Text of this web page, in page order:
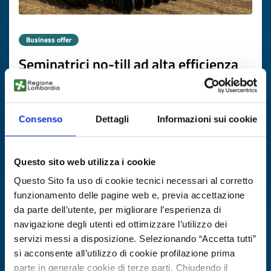
Consenso Dettagli Informazioni sui cookie
Questo sito web utilizza i cookie
Questo Sito fa uso di cookie tecnici necessari al corretto
funzionamento delle pagine web e, previa accettazione
da parte dell’utente, per migliorare l’esperienza di
navigazione degli utenti ed ottimizzare l’utilizzo dei
servizi messi a disposizione. Selezionando “Accetta tutti”
si acconsente all’utilizzo di cookie profilazione prima
parte in generale cookie di terze parti. Chiudendo il
Business offer
Seminatrici no-till ad alta efficienza
dall’Ucraina
ID: BOUA20251106004
DISCOVER MORE →
Expires on21 novembre 2026